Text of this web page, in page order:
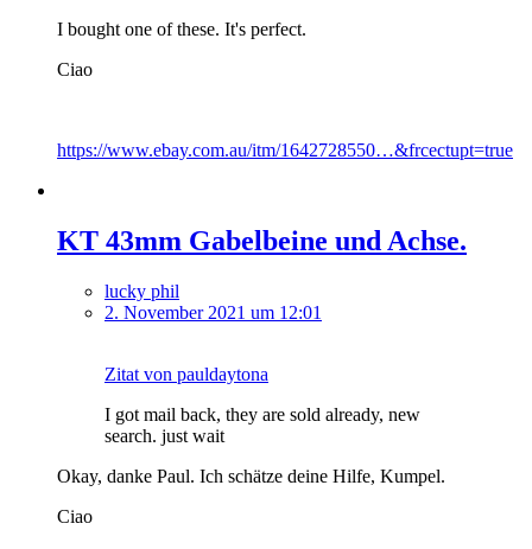
I bought one of these. It's perfect.
Ciao
https://www.ebay.com.au/itm/1642728550…&frcectupt=true
KT 43mm Gabelbeine und Achse.
lucky phil
2. November 2021 um 12:01
Zitat von pauldaytona
I got mail back, they are sold already, new
search. just wait
Okay, danke Paul. Ich schätze deine Hilfe, Kumpel.
Ciao